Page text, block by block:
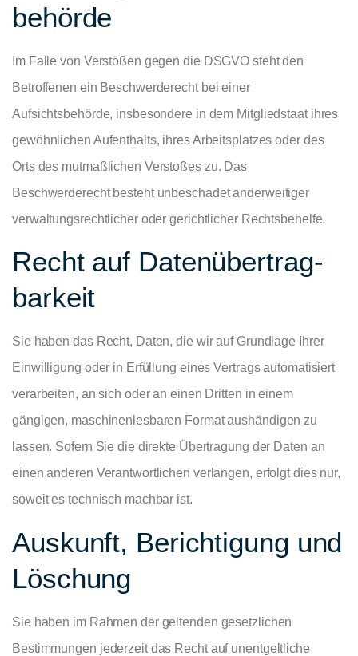
behörde
Im Falle von Verstößen gegen die DSGVO steht den
Betroffenen ein Beschwerderecht bei einer
Aufsichtsbehörde, insbesondere in dem Mitgliedstaat ihres
gewöhnlichen Aufenthalts, ihres Arbeitsplatzes oder des
Orts des mutmaßlichen Verstoßes zu. Das
Beschwerderecht besteht unbeschadet anderweitiger
verwaltungsrechtlicher oder gerichtlicher Rechtsbehelfe.
Recht auf Daten­übertrag­
barkeit
Sie haben das Recht, Daten, die wir auf Grundlage Ihrer
Einwilligung oder in Erfüllung eines Vertrags automatisiert
verarbeiten, an sich oder an einen Dritten in einem
gängigen, maschinenlesbaren Format aushändigen zu
lassen. Sofern Sie die direkte Übertragung der Daten an
einen anderen Verantwortlichen verlangen, erfolgt dies nur,
soweit es technisch machbar ist.
Auskunft, Berichtigung und
Löschung
Sie haben im Rahmen der geltenden gesetzlichen
Bestimmungen jederzeit das Recht auf unentgeltliche